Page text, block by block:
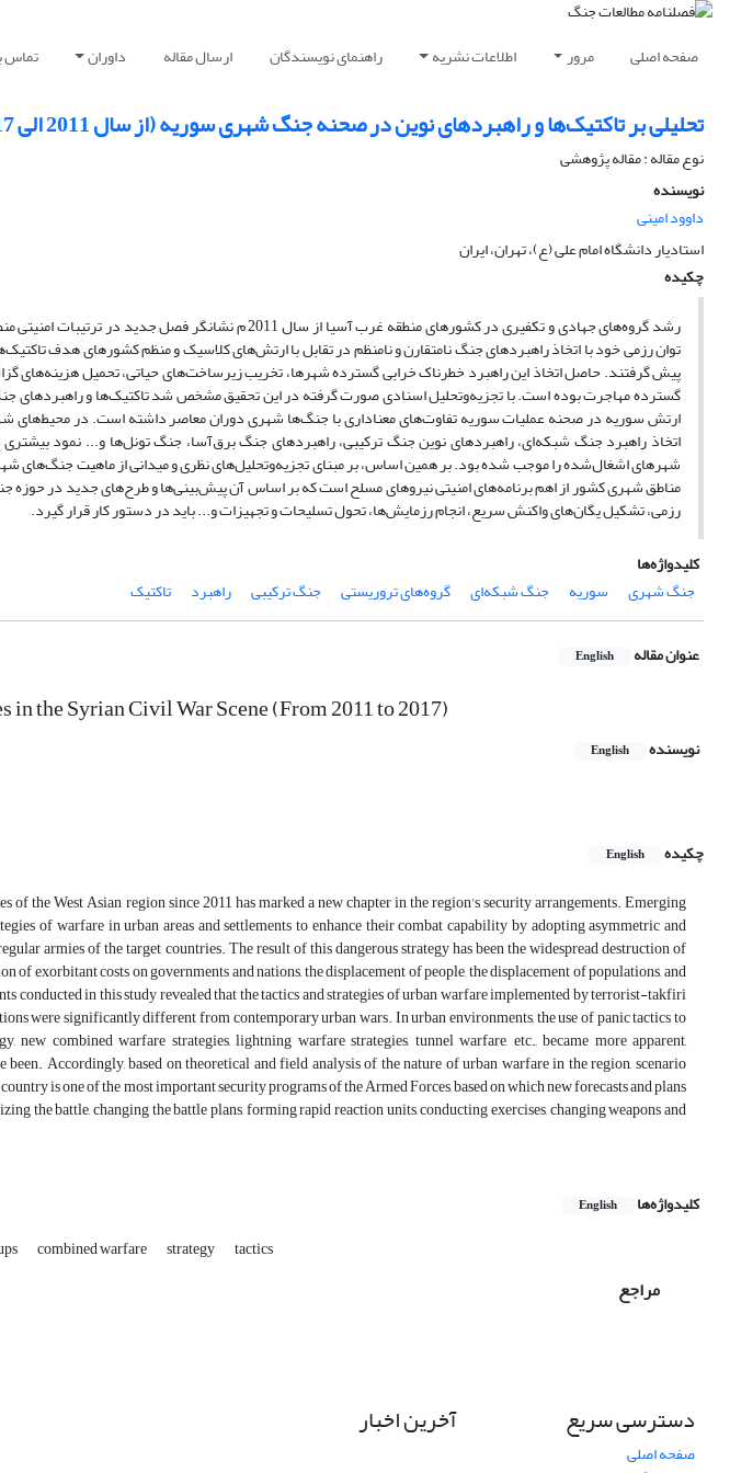
صفحه اصلی مرور اطلاعات نشریه راهنمای نویسندگان ارسال مقاله داوران تماس
تحلیلی بر تاکتیک‌ها و راهبردهای نوین در صحنه جنگ شهری سوریه (از سال 2011 الی 2017 م)
نوع مقاله : مقاله پژوهشی
نویسنده
داوود امینی
استادیار دانشگاه امام علی (ع)، تهران، ایران
چکیده
رشد گروه‌های جهادی و تکفیری در کشورهای منطقه غرب آسیا از سال 2011
توان رزمی خود با اتخاذ راهبردهای جنگ نامتقارن و نامنظم در تقابل با ارتش‌های کلاسیک و منظم کشورهای هدف
پیش گرفتند. حاصل اتخاذ این راهبرد خطرناک خرابی گسترده شهرها، تخریب زیرساخت‌های حیاتی، تحمیل هزینه‌های
گسترده مهاجرت بوده است. با تجزیه‌وتحلیل اسنادی صورت گرفته در این تحقیق مشخص شد تاکتیک‌ها و راهبردهای
ارتش سوریه در صحنه عملیات سوریه تفاوت‌های معناداری با جنگ‌ها شهری دوران معاصر داشته است. در محیط‌های
اتخاذ راهبرد جنگ شبکه‌ای، راهبردهای نوین جنگ ترکیبی، راهبردهای جنگ برق‌آسا، جنگ تونل‌ها و... نمود
شهرهای اشغال‌شده را موجب شده بود. بر همین اساس، بر مبنای تجزیه‌وتحلیل‌های نظری و میدانی از ماهیت جنگ‌های
مناطق شهری کشور از اهم برنامه‌های امنیتی نیروهای مسلح است که بر اساس آن پیش‌بینی‌ها و طرح‌های جدید در حوزه
رزمی، تشکیل یگان‌های واکنش‌ سریع، انجام رزمایش‌ها، تحول تسلیحات و تجهیزات و... باید در دستور کار قرار گیرد.
کلیدواژه‌ها
جنگ شهری
سوریه جنگ شبکه‌ای گروه‌های تروریستی جنگ ترکیبی راهبرد تاکتیک
عنوان مقاله English
the Syrian Civil War Scene (From 2011 to 2017)
نویسنده English
چکیده
English
the West Asian region since 2011 has marked a new chapter in the region's security arrangements. Emerging
of warfare in urban areas and settlements to enhance their combat capability by adopting asymmetric and
armies of the target countries. The result of this dangerous strategy has been the widespread destruction of
exorbitant costs on governments and nations, the displacement of people, the displacement of populations, and
conducted in this study revealed that the tactics and strategies of urban warfare implemented by terrorist-takfiri
were significantly different from contemporary urban wars. In urban environments, the use of panic tactics to
new combined warfare strategies, lightning warfare strategies, tunnel warfare, etc., became more apparent,
Accordingly, based on theoretical and field analysis of the nature of urban warfare in the region, scenario
is one of the most important security programs of the Armed Forces, based on which new forecasts and plans
the battle, changing the battle plans, forming rapid reaction units, conducting exercises, changing weapons and
کلیدواژه‌ها English
combined warfare strategy tactics
مراجع
دسترسی سریع
صفحه اصلی
آخرین اخبار